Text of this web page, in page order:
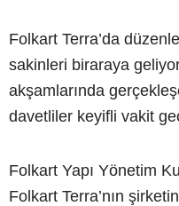
Folkart Terra’da
sakinleri biraraya
akşamlarında
davetliler keyifli vakit
Folkart Yapı Yönetim
Folkart Terra’nın